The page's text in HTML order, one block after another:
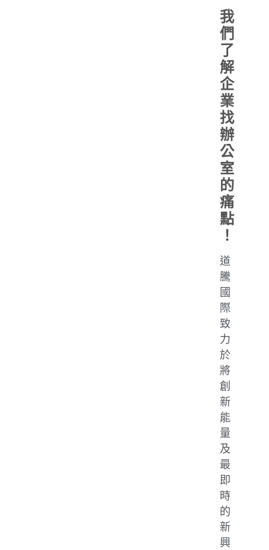
我
們
了
解
企
業
找
辦
公
室
的
痛
點
！
道
騰
國
際
致
力
於
將
創
新
能
量
及
最
即
時
的
新
興